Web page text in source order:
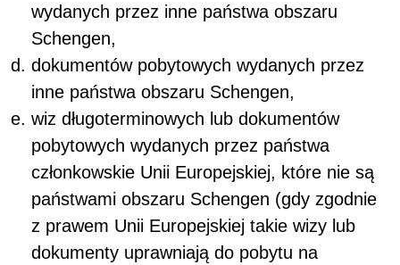
wydanych przez inne państwa obszaru
Schengen,
dokumentów pobytowych wydanych przez
inne państwa obszaru Schengen,
wiz długoterminowych lub dokumentów
pobytowych wydanych przez państwa
członkowskie Unii Europejskiej, które nie są
państwami obszaru Schengen (gdy zgodnie
z prawem Unii Europejskiej takie wizy lub
dokumenty uprawniają do pobytu na